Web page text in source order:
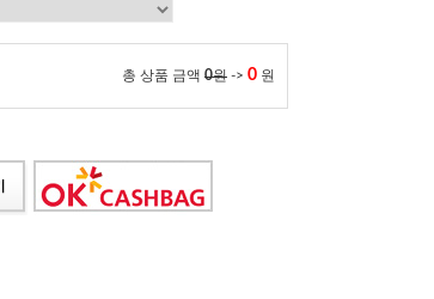
총 상품 금액 0원 -> 0 원